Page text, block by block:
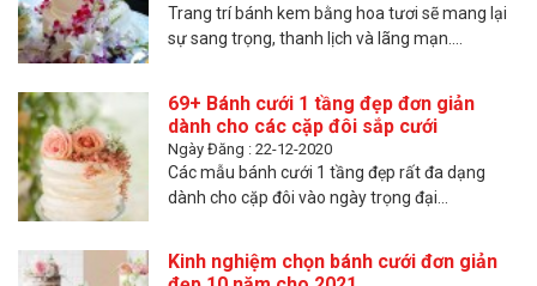
Trang trí bánh kem bằng hoa tươi sẽ mang lại
sự sang trọng, thanh lịch và lãng mạn....
69+ Bánh cưới 1 tầng đẹp đơn giản
dành cho các cặp đôi sắp cưới
Ngày Đăng : 22-12-2020
Các mẫu bánh cưới 1 tầng đẹp rất đa dạng
dành cho cặp đôi vào ngày trọng đại...
Kinh nghiệm chọn bánh cưới đơn giản